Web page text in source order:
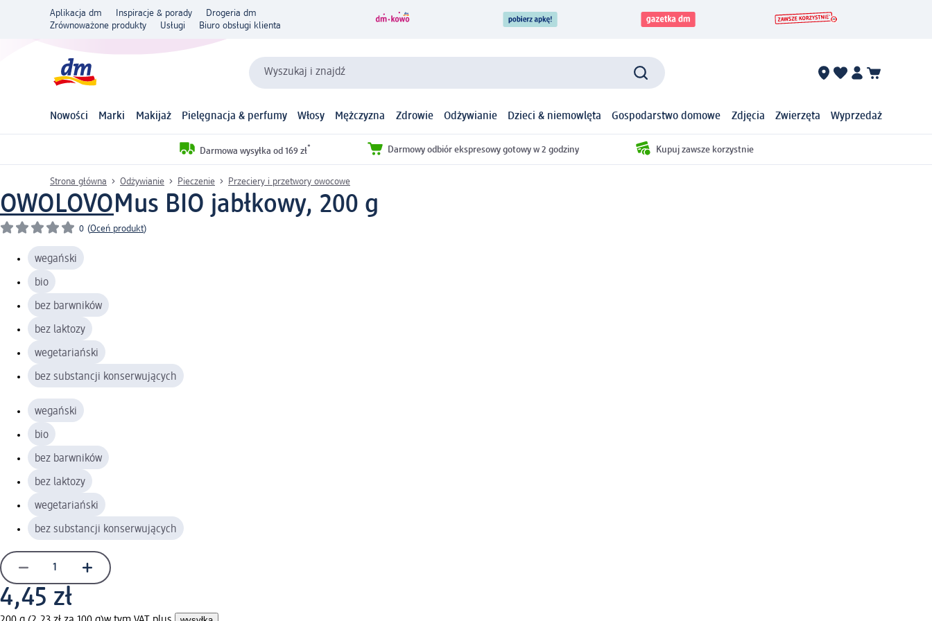
Aplikacja dm Inspiracje & porady
Drogeria dm
Zrównoważone produkty
Usługi Biuro obsługi klienta
Wyszukaj i znajdź
Nowości Marki Makijaż Pielęgnacja & perfumy Włosy Mężczyzna Zdrowie Odżywianie Dzieci & niemowlęta Gospodarstwo domowe Zdjęcia Zwierzęta Wyprzedaż
Darmowa wysyłka od 169 zł* Darmowy odbiór ekspresowy gotowy w 2 godziny Kupuj zawsze korzystnie
Strona główna Odżywianie Pieczenie Przeciery i przetwory owocowe
OWOLOVOMus BIO jabłkowy, 200 g
0 (Oceń produkt)
wegański
bio
bez barwników
bez laktozy
wegetariański
bez substancji konserwujących
wegański
bio
bez barwników
bez laktozy
wegetariański
bez substancji konserwujących
4,45 zł